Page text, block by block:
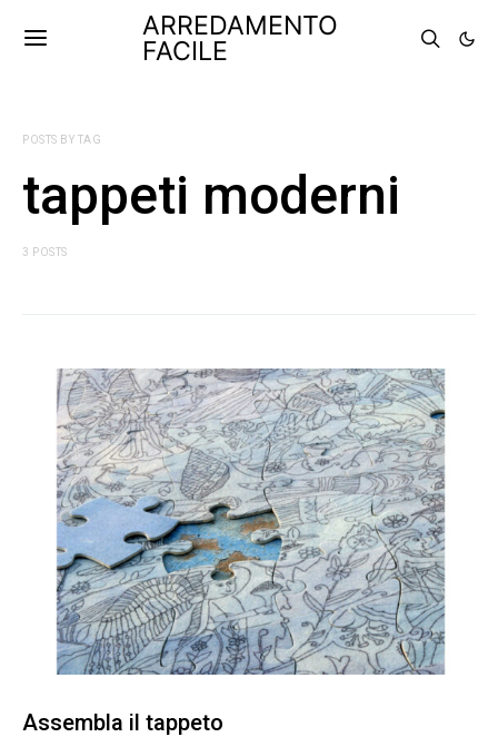
ARREDAMENTO
FACILE
POSTS BY TAG
tappeti moderni
3 POSTS
Assembla il tappeto